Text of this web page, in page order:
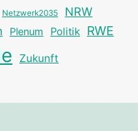
Netzwerk2035 NRW
Plenum Politik RWE
Zukunft